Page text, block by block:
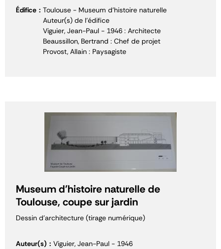
Édifice
Toulouse - Museum d'histoire naturelle
Auteur(s) de l'édifice
Viguier, Jean-Paul - 1946 : Architecte
Beaussillon, Bertrand : Chef de projet
Provost, Allain : Paysagiste
Museum d'histoire naturelle de
Toulouse, coupe sur jardin
Dessin d'architecture (tirage numérique)
Auteur(s)
Viguier, Jean-Paul - 1946